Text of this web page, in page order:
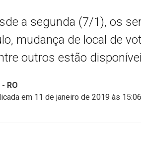
a segunda (7/1), os
mudança de local de
outros estão
- RO
em 11 de janeiro de 2019 às 15:06